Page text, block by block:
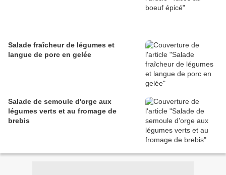
Salade fraîcheur de légumes et
langue de porc en gelée
Salade de semoule d'orge aux
légumes verts et au fromage de
brebis